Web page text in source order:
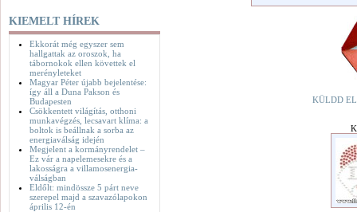
KIEMELT HÍREK
Ekkorát még egyszer sem
hallgattak az oroszok, ha
tábornokok ellen követtek el
merényleteket
Magyar Péter újabb bejelentése:
így áll a Duna Pakson és
Budapesten
Csökkentett világítás, otthoni
munkavégzés, lecsavart klíma: a
boltok is beállnak a sorba az
energiaválság idején
Megjelent a kormányrendelet –
Ez vár a napelemesekre és a
lakosságra a villamosenergia-
válságban
Eldőlt: mindössze 5 párt neve
szerepel majd a szavazólapokon
április 12-én
KÜLDD